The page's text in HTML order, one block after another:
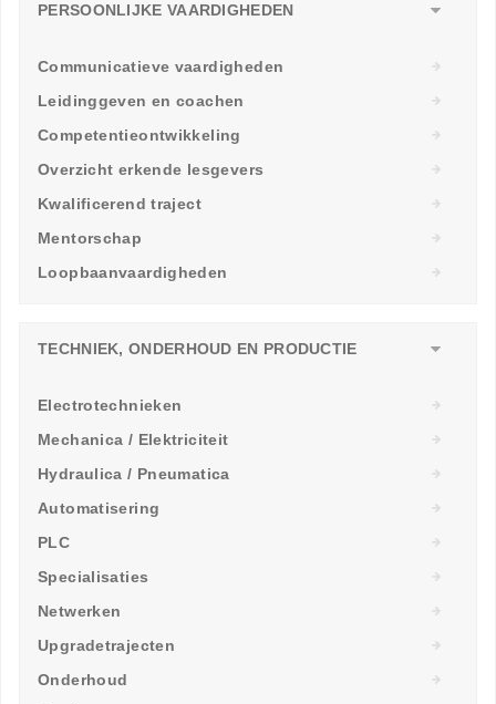
PERSOONLIJKE VAARDIGHEDEN
Communicatieve vaardigheden
Leidinggeven en coachen
Competentieontwikkeling
Overzicht erkende lesgevers
Kwalificerend traject
Mentorschap
Loopbaanvaardigheden
TECHNIEK, ONDERHOUD EN PRODUCTIE
Electrotechnieken
Mechanica / Elektriciteit
Hydraulica / Pneumatica
Automatisering
PLC
Specialisaties
Netwerken
Upgradetrajecten
Onderhoud